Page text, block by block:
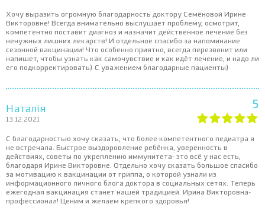
Хочу выразить огромную благодарность доктору Семёновой Ирине
Викторовне! Всегда внимательно выслушает проблему, осмотрит,
компетентно поставит диагноз и назначит действенное лечение без
ненужных лишних лекарств! И отдельное спасибо за напоминание
сезонной вакцинации! Что особенно приятно, всегда перезвонит или
напишет, чтобы узнать как самочувствие и как идёт лечение, и надо ли
его подкорректировать) С уважением благодарные пациенты)
Наталія
13.12.2021
5
С благодарностью хочу сказать, что более компетентного педиатра я
не встречала. Быстрое выздоровление ребёнка, уверенность в
действиях, советы по укреплению иммунитета- это всё у нас есть,
благодаря Ирине Викторовне. Отдельно хочу сказать большое спасибо
за мотивацию к вакцинации от гриппа, о которой узнали из
информационного личного блога доктора в социальных сетях. Теперь
ежегодная вакцинация станет нашей традицией. Ирина Викторовна-
профессионал! Ценим и желаем крепкого здоровья!